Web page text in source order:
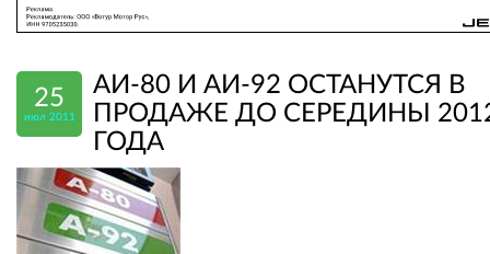
25
июл 2011
АИ-80 И АИ-92 ОСТАНУТСЯ В
ПРОДАЖЕ ДО СЕРЕДИНЫ
ГОДА